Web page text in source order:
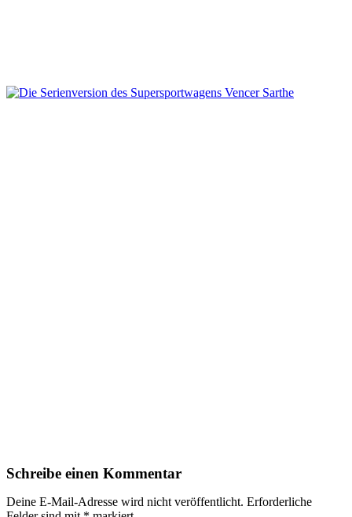
Schreibe einen Kommentar
Deine E-Mail-Adresse wird nicht veröffentlicht. Erforderliche